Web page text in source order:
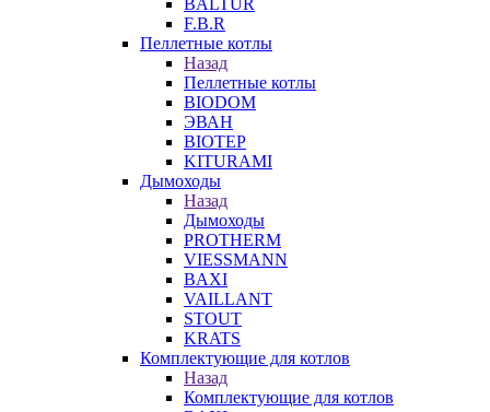
BALTUR
F.B.R
Пеллетные котлы
Назад
Пеллетные котлы
BIODOM
ЭВАН
BIOTEP
KITURAMI
Дымоходы
Назад
Дымоходы
PROTHERM
VIESSMANN
BAXI
VAILLANT
STOUT
KRATS
Комплектующие для котлов
Назад
Комплектующие для котлов